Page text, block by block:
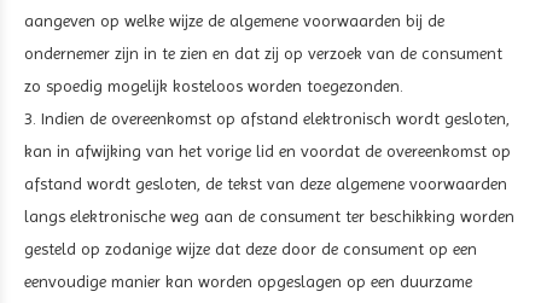
aangeven op welke wijze de algemene voorwaarden bij de
ondernemer zijn in te zien en dat zij op verzoek van de consument
zo spoedig mogelijk kosteloos worden toegezonden.
3. Indien de overeenkomst op afstand elektronisch wordt gesloten,
kan in afwijking van het vorige lid en voordat de overeenkomst op
afstand wordt gesloten, de tekst van deze algemene voorwaarden
langs elektronische weg aan de consument ter beschikking worden
gesteld op zodanige wijze dat deze door de consument op een
eenvoudige manier kan worden opgeslagen op een duurzame